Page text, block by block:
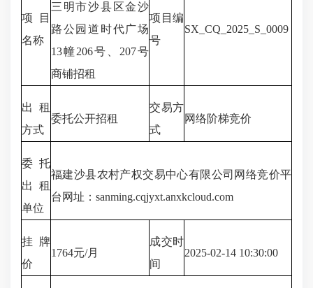
项目
名称
三明市沙县区金沙
路公园道时代广场
13幢206号、207号
商铺招租
项目编
号
SX_CQ_2025_S_0009
出租
方式
委托公开招租
交易方
式
网络阶梯竞价
委托
出租
单位
福建沙县农村产权交易中心有限公司网络竞价平
台网址：sanming.cqjyxt.anxkcloud.com
挂牌
价
1764元/月
成交时
间
2025-02-14 10:30:00